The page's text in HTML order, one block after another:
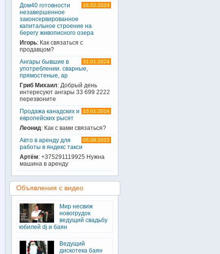
16.02.2024
Дом40 готовности
незавершенное
законсервированное
капитальное строение на
берегу живописного озера
Игорь: Как связаться с
продавцом?
31.01.2024
Ангары бывшие в
употреблении. сварные,
прямостеные, ар
Гриб Михаил: Добрый день
интересуют ангары 33 699 2222
перезвоните
15.01.2024
Продажа канадских и
европейских рысят
Леонид: Как с вами связаться?
05.09.2023
Авто в аренду для
работы в яндекс такси
Артём: +375291119925 Нужна
машина в аренду
Объявления с видео
Мир несвиж
новогрудок
ведущий свадьбу
юбилей dj и баян
Ведущий
дискотека баян